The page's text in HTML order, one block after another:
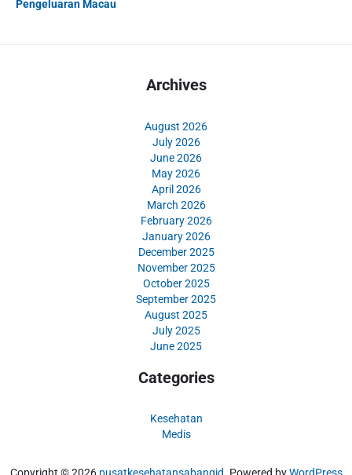
Pengeluaran Macau
Archives
August 2026
July 2026
June 2026
May 2026
April 2026
March 2026
February 2026
January 2026
December 2025
November 2025
October 2025
September 2025
August 2025
July 2025
June 2025
Categories
Kesehatan
Medis